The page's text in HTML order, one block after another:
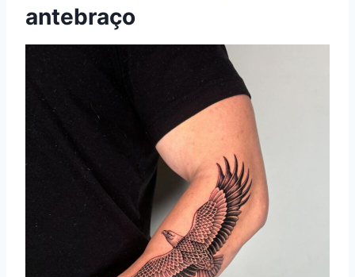
antebraço